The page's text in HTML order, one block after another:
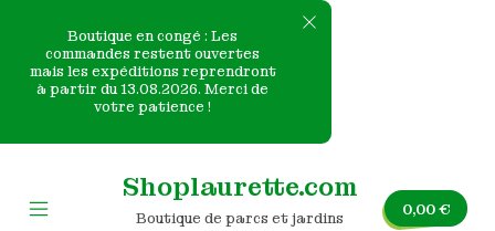
Boutique en congé : Les
commandes restent ouvertes
mais les expéditions reprendront
à partir du 13.08.2026. Merci de
votre patience !
content
Shoplaurette.com
Boutique de parcs et jardins
0,00€